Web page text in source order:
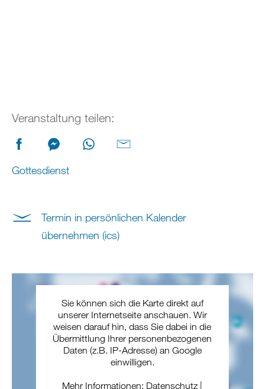
Veranstaltung teilen:
Gottesdienst
Termin in persönlichen Kalender
übernehmen (ics)
Sie können sich die Karte direkt auf
unserer Internetseite anschauen. Wir
weisen darauf hin, dass Sie dabei in die
Übermittlung Ihrer personenbezogenen
Daten (z.B. IP-Adresse) an Google
einwilligen.
Mehr Informationen: Datenschutz